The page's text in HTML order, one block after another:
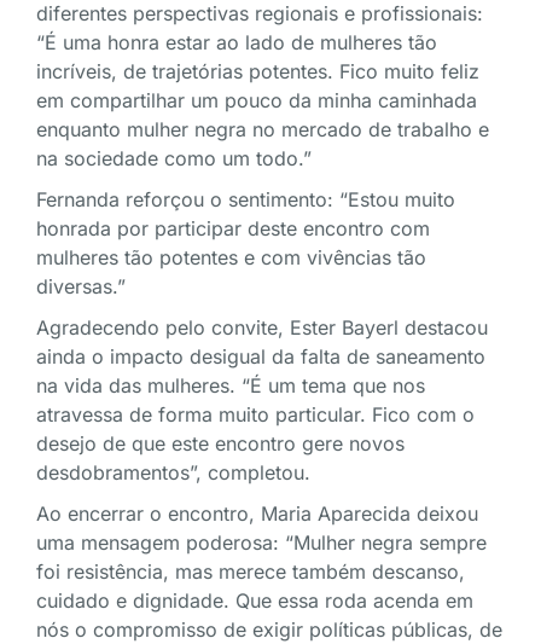
diferentes perspectivas regionais e profissionais:
“É uma honra estar ao lado de mulheres tão
incríveis, de trajetórias potentes. Fico muito feliz
em compartilhar um pouco da minha caminhada
enquanto mulher negra no mercado de trabalho e
na sociedade como um todo.”
Fernanda reforçou o sentimento: “Estou muito
honrada por participar deste encontro com
mulheres tão potentes e com vivências tão
diversas.”
Agradecendo pelo convite, Ester Bayerl destacou
ainda o impacto desigual da falta de saneamento
na vida das mulheres. “É um tema que nos
atravessa de forma muito particular. Fico com o
desejo de que este encontro gere novos
desdobramentos”, completou.
Ao encerrar o encontro, Maria Aparecida deixou
uma mensagem poderosa: “Mulher negra sempre
foi resistência, mas merece também descanso,
cuidado e dignidade. Que essa roda acenda em
nós o compromisso de exigir políticas públicas, de